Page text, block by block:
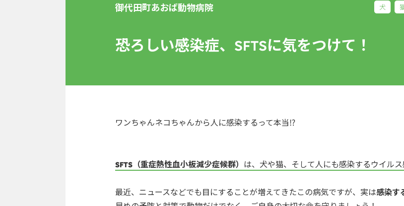
御代田町あおば動物病院 犬
恐ろしい感染症、SFTSに気をつけて！
ワンちゃんネコちゃんから人に感染するって本当⁉
SFTS（重症熱性血小板減少症候群） は、犬や猫、そして人にも感染するウイルス
最近、ニュースなどでも目にすることが増えてきたこの病気ですが、実は感染す